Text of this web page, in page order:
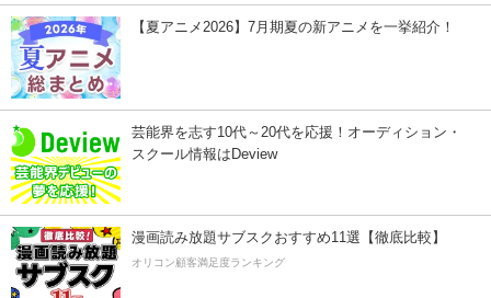
【夏アニメ2026】7月期夏の新アニメを一挙紹介！
芸能界を志す10代～20代を応援！オーディション・
スクール情報はDeview
漫画読み放題サブスクおすすめ11選【徹底比較】
オリコン顧客満足度ランキング